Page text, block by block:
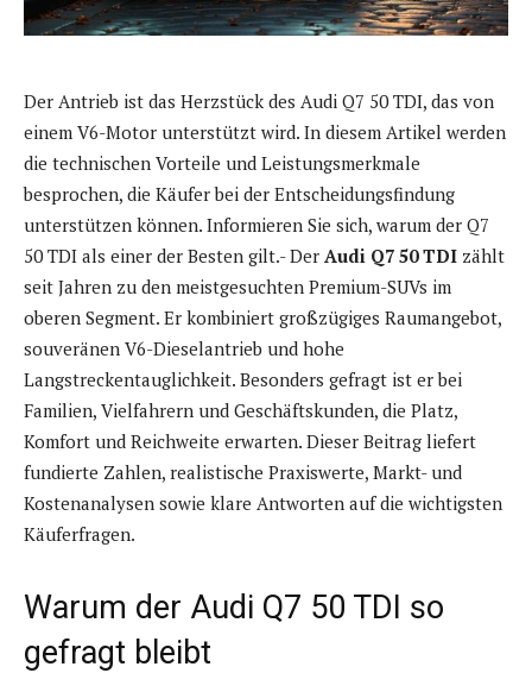
Der Antrieb ist das Herzstück des Audi Q7 50 TDI, das von
einem V6-Motor unterstützt wird. In diesem Artikel werden
die technischen Vorteile und Leistungsmerkmale
besprochen, die Käufer bei der Entscheidungsfindung
unterstützen können. Informieren Sie sich, warum der Q7
50 TDI als einer der Besten gilt.- Der Audi Q7 50 TDI zählt
seit Jahren zu den meistgesuchten Premium-SUVs im
oberen Segment. Er kombiniert großzügiges Raumangebot,
souveränen V6-Dieselantrieb und hohe
Langstreckentauglichkeit. Besonders gefragt ist er bei
Familien, Vielfahrern und Geschäftskunden, die Platz,
Komfort und Reichweite erwarten. Dieser Beitrag liefert
fundierte Zahlen, realistische Praxiswerte, Markt- und
Kostenanalysen sowie klare Antworten auf die wichtigsten
Käuferfragen.
Warum der Audi Q7 50 TDI so
gefragt bleibt